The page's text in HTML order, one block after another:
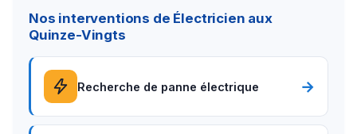
Nos interventions de Électricien aux
Quinze-Vingts
Recherche de panne électrique →